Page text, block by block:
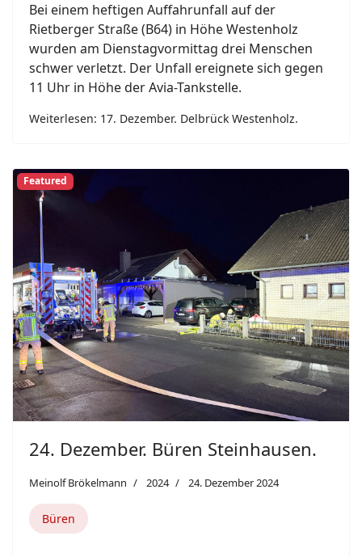
Bei einem heftigen Auffahrunfall auf der
Rietberger Straße (B64) in Höhe Westenholz
wurden am Dienstagvormittag drei Menschen
schwer verletzt. Der Unfall ereignete sich gegen
11 Uhr in Höhe der Avia-Tankstelle.
Weiterlesen: 17. Dezember. Delbrück Westenholz.
Previous Next
Featured
24. Dezember. Büren Steinhausen.
Meinolf Brökelmann 2024 24. Dezember 2024
Büren